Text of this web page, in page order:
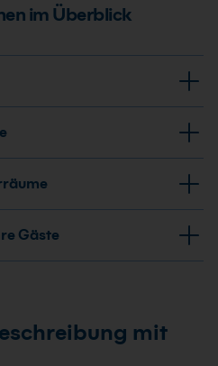
im Überblick
in Nähe der Kurt-
14 Arbeitsplätzen
lichtstarker Beamer,
Whiteboard,
Router-IP, redundante
mit 1 GBit, GBit-
Gäste
Tiefgarage parken.mit